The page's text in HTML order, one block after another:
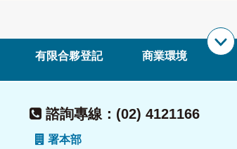
有限合夥登記 商業環境
諮詢專線：(02) 4121166
署本部